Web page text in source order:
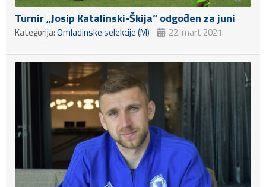
Turnir „Josip Katalinski-Škija“ odgođen za juni
Kategorija:Omladinske selekcije (M) 22. mart 2021.